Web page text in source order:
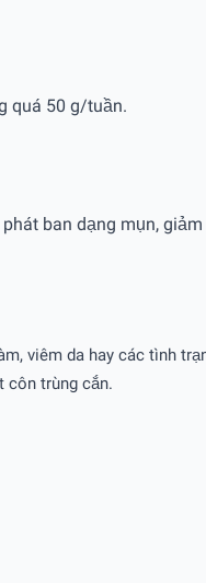
quá 50 g/tuần.
ban dạng mụn,
viêm da hay các tình
côn trùng cắn.